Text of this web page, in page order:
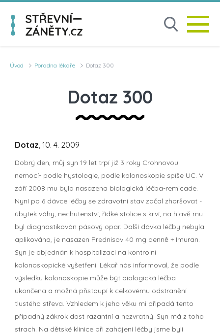
Úvod Poradna lékaře Dotaz 300
Dotaz 300
Dotaz, 10. 4. 2009
Dobrý den, můj syn 19 let trpí již 3 roky Crohnovou
nemocí- podle hystologie, podle kolonoskopie spíše UC. V
září 2008 mu byla nasazena biologická léčba-remicade.
Nyní po 6 dávce léčby se zdravotní stav začal zhoršovat -
úbytek váhy, nechutenství, řídké stolice s krví, na hlavě mu
byl diagnostikován pásový opar. Další dávka léčby nebyla
aplikována, je nasazen Prednisov 40 mg denně + Imuran.
Syn je objednán k hospitalizaci na kontrolní
kolonoskopické vyšetření. Lékař nás informoval, že podle
výsledku kolonoskopie může být biologická léčba
ukončena a možná přistoupí k celkovému odstranění
tlustého střeva. Vzhledem k jeho věku mi připadá tento
případný zákrok dost razantní a nezvratný. Syn má z toho
strach. Na dětské klinice při zahájení léčby jsme byli